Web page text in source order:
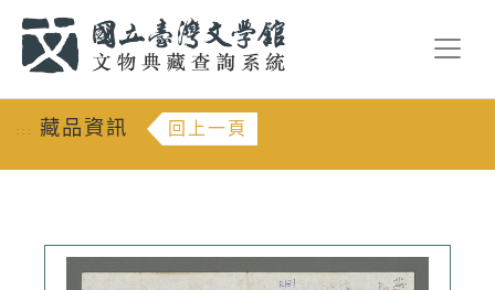
::: 藏品資訊 回上一頁